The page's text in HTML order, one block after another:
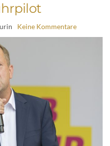
Keine Kommentare